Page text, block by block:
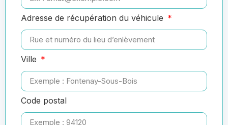
Adresse de récupération du véhicule
Ville
Code postal